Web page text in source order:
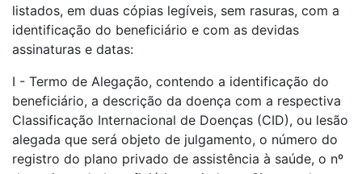
listados, em duas cópias legíveis, sem rasuras, com a
identificação do beneficiário e com as devidas
assinaturas e datas:
I - Termo de Alegação, contendo a identificação do
beneficiário, a descrição da doença com a respectiva
Classificação Internacional de Doenças (CID), ou lesão
alegada que será objeto de julgamento, o número do
registro do plano privado de assistência à saúde, o nº